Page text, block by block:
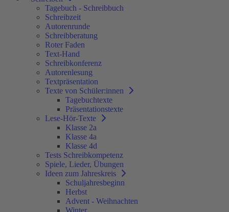
Tagebuch - Schreibbuch
Schreibzeit
Autorenrunde
Schreibberatung
Roter Faden
Text-Hand
Schreibkonferenz
Autorenlesung
Textpräsentation
Texte von Schüler:innen
Tagebuchtexte
Präsentationstexte
Lese-Hör-Texte
Klasse 2a
Klasse 4a
Klasse 4d
Tests Schreibkompetenz
Spiele, Lieder, Übungen
Ideen zum Jahreskreis
Schuljahresbeginn
Herbst
Advent - Weihnachten
Winter